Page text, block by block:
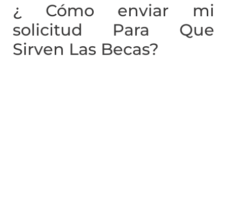
¿ Cómo enviar mi
solicitud Para Que
Sirven Las Becas?